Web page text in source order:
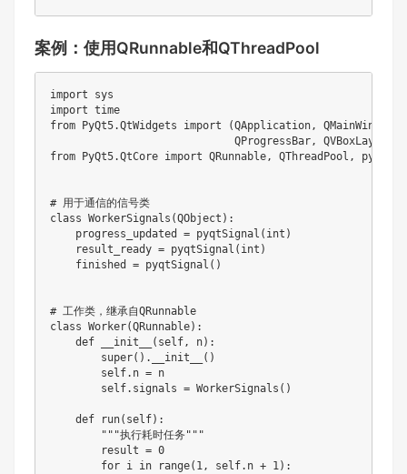
案例：使用QRunnable和QThreadPool
import sys
import time
from PyQt5.QtWidgets import (QApplication, QMainWindow,
QProgressBar, QVBoxLayout,
from PyQt5.QtCore import QRunnable, QThreadPool,
# 用于通信的信号类
class WorkerSignals(QObject):
    progress_updated = pyqtSignal(int)
    result_ready = pyqtSignal(int)
    finished = pyqtSignal()
# 工作类，继承自QRunnable
class Worker(QRunnable):
    def __init__(self, n):
        super().__init__()
        self.n = n
        self.signals = WorkerSignals()
    def run(self):
        """执行耗时任务"""
        result = 0
        for i in range(1, self.n + 1):